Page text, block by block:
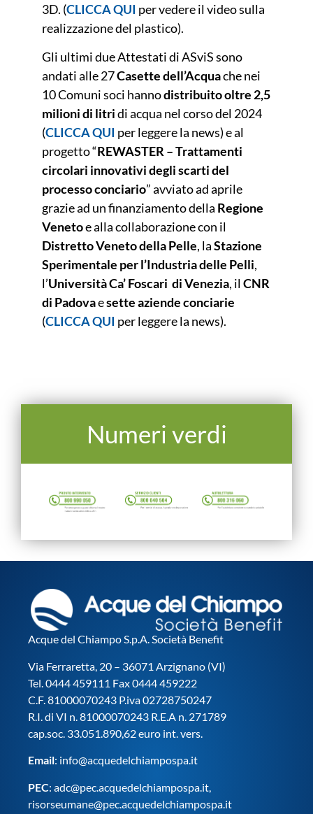
3D. (CLICCA QUI per vedere il video sulla
realizzazione del plastico).
Gli ultimi due Attestati di ASviS sono
andati alle 27Casette dell’Acquache nei
10 Comuni soci hannodistribuito oltre 2,5
milioni di litridi acqua nel corso del 2024
(CLICCA QUI per leggere la news) e al
progetto “REWASTER – Trattamenti
circolari innovativi degli scarti del
processo conciario” avviato ad aprile
grazie ad un finanziamento della Regione
Venetoe alla collaborazione con il
Distretto Veneto della Pelle, laStazione
Sperimentale per l’Industria delle Pelli,
l’Università Ca’ Foscari di Venezia, ilCNR
di Padovaesette aziende conciarie
(CLICCA QUI per leggere la news).
Numeri verdi
Acque del Chiampo S.p.A. Società Benefit
Via Ferraretta, 20 – 36071 Arzignano (VI)
Tel. 0444 459111 Fax 0444 459222
C.F. 81000070243 P.iva 02728750247
R.I. di VI n. 81000070243 R.E.A n. 271789
cap.soc. 33.051.890,62 euro int. vers.
Email: info@acquedelchiampospa.it
PEC: adc@pec.acquedelchiampospa.it
risorseumane@pec.acquedelchiampospa.it